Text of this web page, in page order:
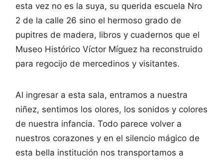
esta vez no es la suya, su querida escuela Nro
2 de la calle 26 sino el hermoso grado de
pupitres de madera, libros y cuadernos que el
Museo Histórico Víctor Míguez ha reconstruido
para regocijo de mercedinos y visitantes.
Al ingresar a esta sala, entramos a nuestra
niñez, sentimos los olores, los sonidos y colores
de nuestra infancia. Todo parece volver a
nuestros corazones y en el silencio mágico de
esta bella institución nos transportamos a